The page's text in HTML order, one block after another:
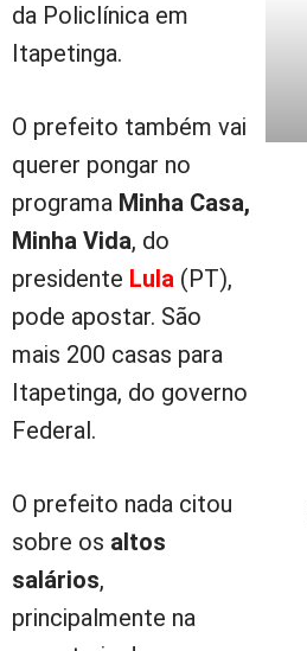
da Policlínica em
Itapetinga.
O prefeito também vai
querer pongar no
programa Minha Casa,
Minha Vida, do
presidente Lula (PT),
pode apostar. São
mais 200 casas para
Itapetinga, do governo
Federal.
O prefeito nada citou
sobre os altos
salários,
principalmente na